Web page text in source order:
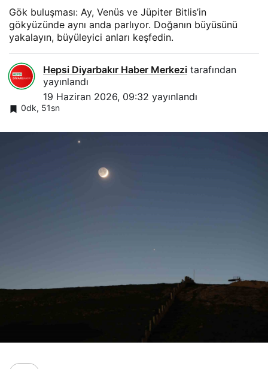
Gök buluşması: Ay, Venüs ve Jüpiter Bitlis’in
gökyüzünde aynı anda parlıyor. Doğanın büyüsünü
yakalayın, büyüleyici anları keşfedin.
Hepsi Diyarbakır Haber Merkezi tarafından
yayınlandı
19 Haziran 2026, 09:32 yayınlandı
0dk, 51sn